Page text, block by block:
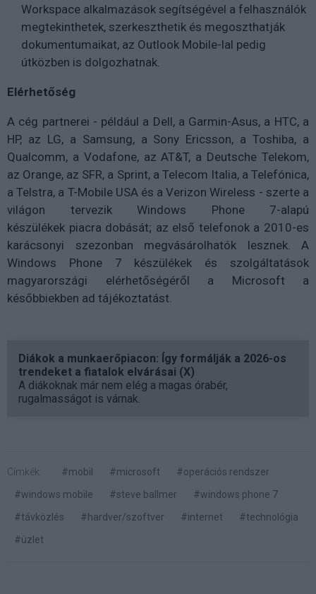
Workspace alkalmazások segítségével a felhasználók
megtekinthetek, szerkeszthetik és megoszthatják
dokumentumaikat, az Outlook Mobile-lal pedig
útközben is dolgozhatnak.
Elérhetőség
A cég partnerei - például a Dell, a Garmin-Asus, a HTC, a
HP, az LG, a Samsung, a Sony Ericsson, a Toshiba, a
Qualcomm, a Vodafone, az AT&T, a Deutsche Telekom,
az Orange, az SFR, a Sprint, a Telecom Italia, a Telefónica,
a Telstra, a T-Mobile USA és a Verizon Wireless - szerte a
világon tervezik Windows Phone 7-alapú
készülékek piacra dobását; az első telefonok a 2010-es
karácsonyi szezonban megvásárolhatók lesznek. A
Windows Phone 7 készülékek és szolgáltatások
magyarországi elérhetőségéről a Microsoft a
későbbiekben ad tájékoztatást.
Diákok a munkaerőpiacon: Így formálják a 2026-os
trendeket a fiatalok elvárásai (X)
A diákoknak már nem elég a magas órabér,
rugalmasságot is várnak.
Címkék: #mobil #microsoft
#operációs rendszer
#windows mobile
#steve ballmer
#windows phone 7
#távközlés
#hardver/szoftver #internet
#technológia
#üzlet